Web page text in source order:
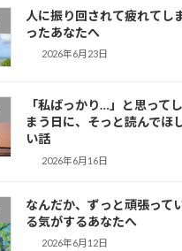
人に振り回されて疲れてし
ったあなたへ
2026年6月23日
「私ばっかり…」と思ってし
まう日に、そっと読んでほ
い話
2026年6月16日
なんだか、ずっと頑張って
る気がするあなたへ
2026年6月12日